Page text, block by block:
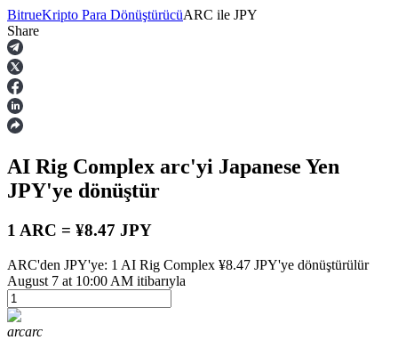
Vadeli İşlemler
USDT Vadeli İşlemleri
BitrueKripto Para DönüştürücüARC ile JPY
Share
AI Rig Complex arc'yi Japanese Yen
JPY'ye dönüştür
1 ARC = ¥8.47 JPY
ARC'den JPY'ye: 1 AI Rig Complex ¥8.47 JPY'ye dönüştürülür
August 7 at 10:00 AM itibarıyla
arcarc